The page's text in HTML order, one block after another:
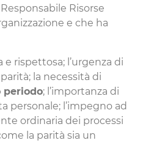
Responsabile Risorse
e che ha
rispettosa; l’urgenza di
la necessità di
periodo; l’importanza di
personale; l’impegno ad
ordinaria dei processi
la parità sia un